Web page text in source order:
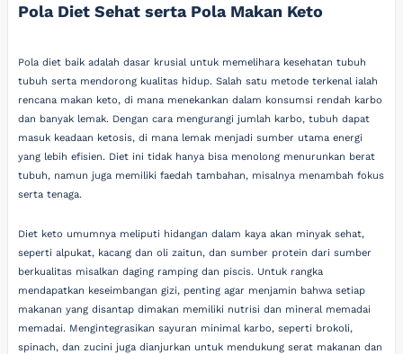
Pola Diet Sehat serta Pola Makan Keto
Pola diet baik adalah dasar krusial untuk memelihara kesehatan tubuh
tubuh serta mendorong kualitas hidup. Salah satu metode terkenal ialah
rencana makan keto, di mana menekankan dalam konsumsi rendah karbo
dan banyak lemak. Dengan cara mengurangi jumlah karbo, tubuh dapat
masuk keadaan ketosis, di mana lemak menjadi sumber utama energi
yang lebih efisien. Diet ini tidak hanya bisa menolong menurunkan berat
tubuh, namun juga memiliki faedah tambahan, misalnya menambah fokus
serta tenaga.
Diet keto umumnya meliputi hidangan dalam kaya akan minyak sehat,
seperti alpukat, kacang dan oli zaitun, dan sumber protein dari sumber
berkualitas misalkan daging ramping dan piscis. Untuk rangka
mendapatkan keseimbangan gizi, penting agar menjamin bahwa setiap
makanan yang disantap dimakan memiliki nutrisi dan mineral memadai
memadai. Mengintegrasikan sayuran minimal karbo, seperti brokoli,
spinach, dan zucini juga dianjurkan untuk mendukung serat makanan dan